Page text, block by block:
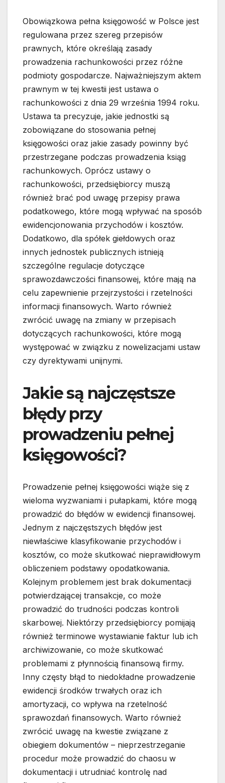
Obowiązkowa pełna księgowość w Polsce jest
regulowana przez szereg przepisów
prawnych, które określają zasady
prowadzenia rachunkowości przez różne
podmioty gospodarcze. Najważniejszym aktem
prawnym w tej kwestii jest ustawa o
rachunkowości z dnia 29 września 1994 roku.
Ustawa ta precyzuje, jakie jednostki są
zobowiązane do stosowania pełnej
księgowości oraz jakie zasady powinny być
przestrzegane podczas prowadzenia ksiąg
rachunkowych. Oprócz ustawy o
rachunkowości, przedsiębiorcy muszą
również brać pod uwagę przepisy prawa
podatkowego, które mogą wpływać na sposób
ewidencjonowania przychodów i kosztów.
Dodatkowo, dla spółek giełdowych oraz
innych jednostek publicznych istnieją
szczególne regulacje dotyczące
sprawozdawczości finansowej, które mają na
celu zapewnienie przejrzystości i rzetelności
informacji finansowych. Warto również
zwrócić uwagę na zmiany w przepisach
dotyczących rachunkowości, które mogą
występować w związku z nowelizacjami ustaw
czy dyrektywami unijnymi.
Jakie są najczęstsze
błędy przy
prowadzeniu pełnej
księgowości?
Prowadzenie pełnej księgowości wiąże się z
wieloma wyzwaniami i pułapkami, które mogą
prowadzić do błędów w ewidencji finansowej.
Jednym z najczęstszych błędów jest
niewłaściwe klasyfikowanie przychodów i
kosztów, co może skutkować nieprawidłowym
obliczeniem podstawy opodatkowania.
Kolejnym problemem jest brak dokumentacji
potwierdzającej transakcje, co może
prowadzić do trudności podczas kontroli
skarbowej. Niektórzy przedsiębiorcy pomijają
również terminowe wystawianie faktur lub ich
archiwizowanie, co może skutkować
problemami z płynnością finansową firmy.
Inny częsty błąd to niedokładne prowadzenie
ewidencji środków trwałych oraz ich
amortyzacji, co wpływa na rzetelność
sprawozdań finansowych. Warto również
zwrócić uwagę na kwestie związane z
obiegiem dokumentów – nieprzestrzeganie
procedur może prowadzić do chaosu w
dokumentacji i utrudniać kontrolę nad